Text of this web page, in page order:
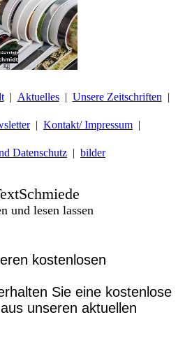
Aktuelles Unsere Zeitschriften
Kontakt/ Impressum
Datenschutz bilder
und lesen lassen
kostenlosen
Sie eine kostenlose
unseren aktuellen